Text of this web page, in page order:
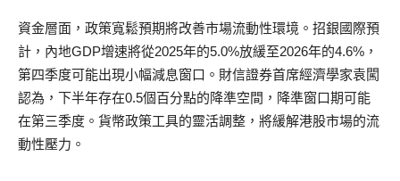
資金層面，政策寬鬆預期將改善市場流動性環境。招銀國際預
計，內地GDP增速將從2025年的5.0%放緩至2026年的4.6%，
第四季度可能出現小幅減息窗口。財信證券首席經濟學家袁闖
認為，下半年存在0.5個百分點的降準空間，降準窗口期可能
在第三季度。貨幣政策工具的靈活調整，將緩解港股市場的流
動性壓力。